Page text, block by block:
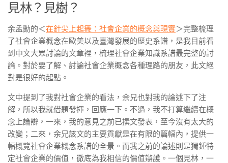
見林？見樹？
余孟勳的＜在針尖上起舞：社會企業的概念與現實＞完整梳理
了社會企業概念在歐美以及臺灣發展的歷史系譜，是我目前看
到中文大眾討論的文章裡，梳理社會企業知識系譜最完整的討
論。對於要了解、討論社會企業概念各種理路的朋友，此文絕
對是很好的起點。
文中提到了我對社會企業的看法，余兄也對我的論述下了注
解，所以我就借題發揮，回應一下。不過，我不打算繼續在概
念上論辯，一來，我的意見之前已撰文發表，至今沒有太大的
改變；二來，余兄該文的主要貢獻是在有限的篇幅內，提供一
幅概覽社會企業概念系譜的全景。而我之前的論述則是獨鍾特
定社會企業的價值，徹底為我相信的價值辯護。一個見林，一